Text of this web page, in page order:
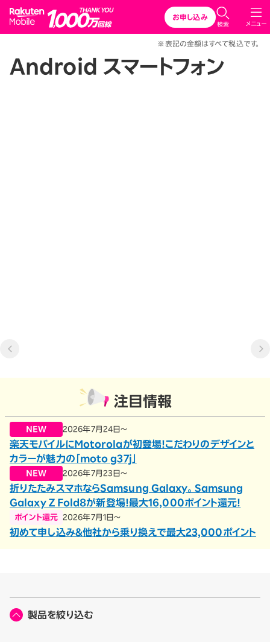
Rakuten Mobile
メニュー
検索
お申し込み
※表記の金額はすべて税込です。
Android スマートフォン
注目情報
NEW 2026年7月24日～
楽天モバイルにMotorolaが初登場！こだわりのデザインと
カラーが魅力の「moto g37j」
NEW 2026年7月23日～
折りたたみスマホならSamsung Galaxy。Samsung
Galaxy Z Fold8が新登場！最大16,000ポイント還元！
ポイント還元 2026年7月1日～
初めて申し込み＆他社から乗り換えで最大23,000ポイント
製品を絞り込む